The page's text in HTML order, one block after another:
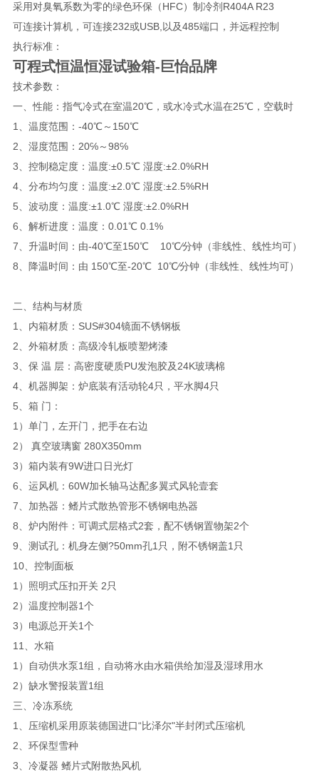
采用对臭氧系数为零的绿色环保（HFC）制冷剂R404A R23
可连接计算机，可连接232或USB,以及485端口，并远程控制
执行标准：
可程式恒温恒湿试验箱-巨怡品牌
技术参数：
一、性能：指气冷式在室温20℃，或水冷式水温在25℃，空载时
1、温度范围：-40℃～150℃
2、湿度范围：20℅～98℅
3、控制稳定度：温度:±0.5℃ 湿度:±2.0%RH
4、分布均匀度：温度:±2.0℃ 湿度:±2.5%RH
5、波动度：温度:±1.0℃ 湿度:±2.0%RH
6、解析进度：温度：0.01℃ 0.1%
7、升温时间：由-40℃至150℃ 10℃∕分钟（非线性、线性均可）
8、降温时间：由 150℃至-20℃ 10℃∕分钟（非线性、线性均可）
二、结构与材质
1、内箱材质：SUS#304镜面不锈钢板
2、外箱材质：高级冷轧板喷塑烤漆
3、保 温 层：高密度硬质PU发泡胶及24K玻璃棉
4、机器脚架：炉底装有活动轮4只，平水脚4只
5、箱 门：
1）单门，左开门，把手在右边
2）
真空玻璃窗 280X350mm
3） 箱内装有9W进口日光灯
6、运风机：60W加长轴马达配多翼式风轮壹套
7、加热器：鳍片式散热管形不锈钢电热器
8、炉内附件：可调式层格式2套，配不锈钢置物架2个
9、测试孔：机身左侧?50mm孔1只，附不锈钢盖1只
10、控制面板
1）照明式压扣开关 2只
2）温度控制器1个
3）电源总开关1个
11、水箱
1）自动供水泵1组，自动将水由水箱供给加湿及湿球用水
2）缺水警报装置1组
三、冷冻系统
1、压缩机采用原装德国进口“比泽尔"半封闭式压缩机
2、环保型雪种
3、冷凝器 鳍片式附散热风机